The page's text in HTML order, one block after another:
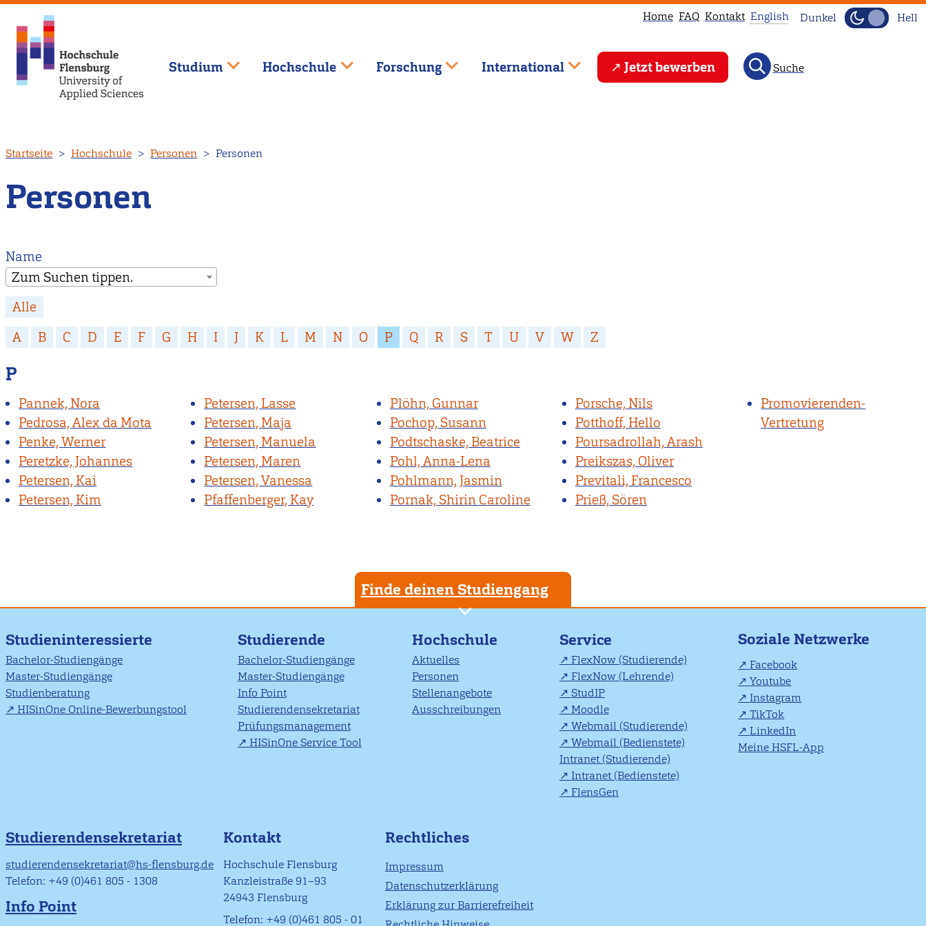
zum
Inhalt
Home FAQ Kontakt
This
page
English Dunkel Hell
Studium Hochschule Forschung International Jetzt bewerben Suche
Startseite Hochschule Personen Personen
Personen
Name
Zum Suchen tippen.
Alle
A
B C D E F G H I J K L M N O P Q R S T U V W Z
P
Pannek, Nora
Pedrosa, Alex da Mota
Penke, Werner
Peretzke, Johannes
Petersen, Kai
Petersen, Kim
Petersen, Lasse
Petersen, Maja
Petersen, Manuela
Petersen, Maren
Petersen, Vanessa
Pfaffenberger, Kay
Plöhn, Gunnar
Pochop, Susann
Podtschaske, Beatrice
Pohl, Anna-Lena
Pohlmann, Jasmin
Pornak, Shirin Caroline
Porsche, Nils
Potthoff, Hello
Poursadrollah, Arash
Preikszas, Oliver
Previtali, Francesco
Prieß, Sören
Promovierenden-
Vertretung
Finde deinen Studiengang
Studieninteressierte
Bachelor-Studiengänge
Master-Studiengänge
Studienberatung
HISinOne Online-Bewerbungstool
Studierende
Bachelor-Studiengänge
Master-Studiengänge
Info Point
Studierendensekretariat
Prüfungsmanagement
HISinOne Service Tool
Hochschule
Aktuelles
Personen
Stellenangebote
Ausschreibungen
Service
FlexNow (Studierende)
FlexNow (Lehrende)
StudIP
Moodle
Webmail (Studierende)
Webmail (Bedienstete)
Intranet (Studierende)
Intranet (Bedienstete)
FlensGen
Soziale Netzwerke
Facebook
Youtube
Instagram
TikTok
LinkedIn
Meine HSFL-App
Studierendensekretariat
studierendensekretariat@hs-flensburg.de
Telefon: +49 (0)461 805 - 1308
Info Point
Kontakt
Hochschule Flensburg
Kanzleistraße 91–93
24943 Flensburg
Telefon: +49 (0)461 805 - 01
Rechtliches
Impressum
Datenschutzerklärung
Erklärung zur Barrierefreiheit